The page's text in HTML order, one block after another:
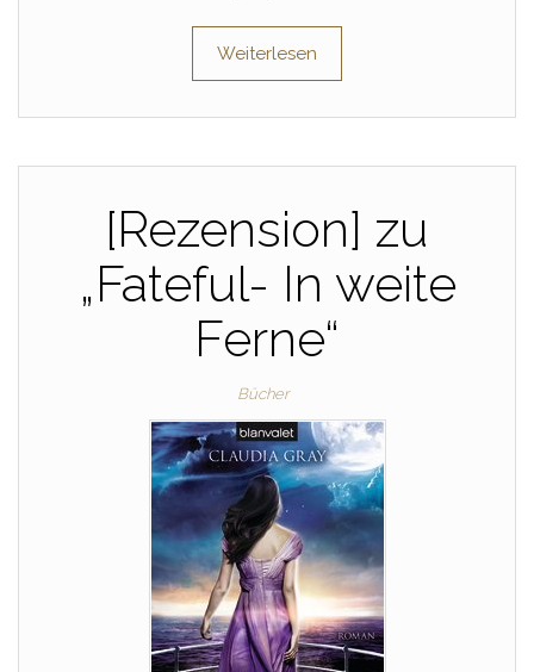
Weiterlesen
[Rezension] zu
„Fateful- In weite
Ferne“
Bücher